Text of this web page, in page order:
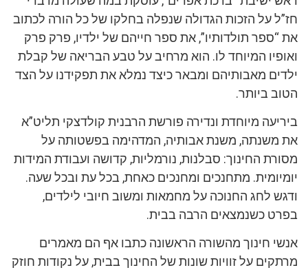
חז”ל על הזכות הגדולה שנפלה בחלקו של כל הורה לכתוב
את “ספר תולדותיו”, את ספר חייהם של ילדיו, פרק פרק
ואופיו המיוחד לו. הוא מרחיב על טבע הבריאה של קבלת
ילדים מאבותיהם ומבאר כיצד נמלא את תפקידנו על הצד
הטוב ביותר.
ביריעה מיוחדת ונדירה פורשת הרבנית קולדצקי תליט”א
את משנתה, משנת אבותיה, המדהימה בפשטותה על
מסורת החינוך: סבלנות, נורמליות, קדושה ועבודת המידות
יומיומית. מתחנכים ומחנכים כאחת, בכל עת ובכל שעה.
ודגש לחג החנוכה על מחמאות ומשוב חיובי לילדים,
בפרט כשנמצאים הרבה בבית.
אנשי חינוך מהשורה הראשונה כתבו אף הם מאמרים
מרתקים על זוויות שונות של החינוך בבית, על נקודות חוזק